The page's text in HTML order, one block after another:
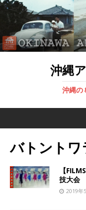
沖縄
沖縄の
バトントワ
【
技大会
2019年